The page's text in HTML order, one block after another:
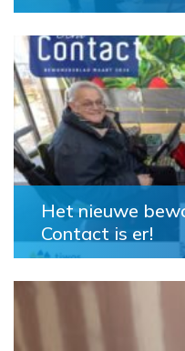
Het nieuwe
Contact is er!